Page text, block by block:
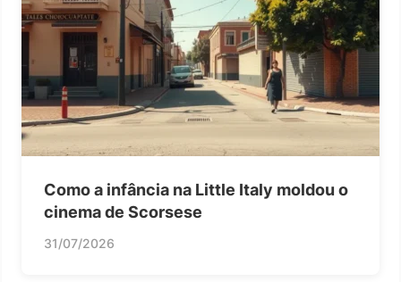
Como a infância na Little Italy moldou o
cinema de Scorsese
31/07/2026